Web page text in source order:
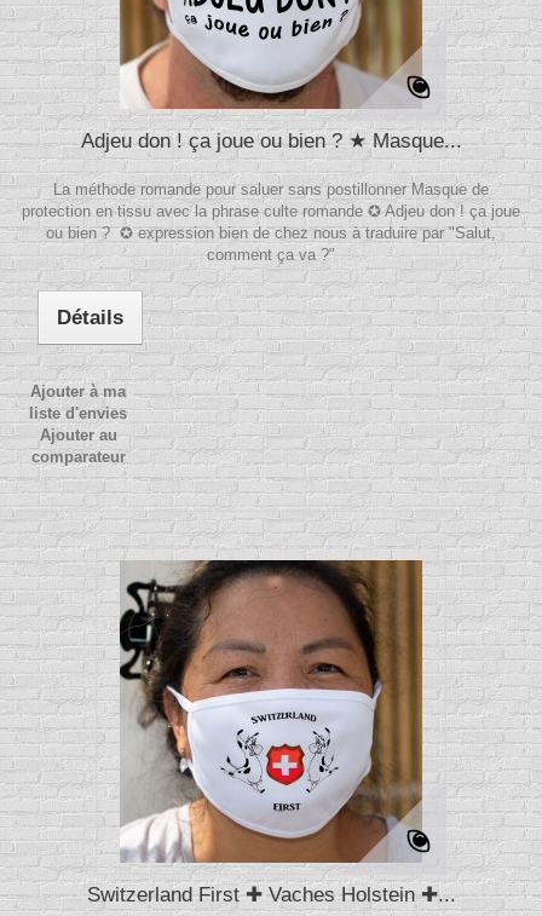
Adjeu don ! ça joue ou bien ? ★ Masque...
La méthode romande pour saluer sans postillonner Masque de
protection en tissu avec la phrase culte romande ✪ Adjeu don ! ça joue
ou bien ? ✪ expression bien de chez nous à traduire par "Salut,
comment ça va ?"
Détails
Ajouter à ma
liste d'envies
Ajouter au
comparateur
Switzerland First ✚ Vaches Holstein ✚...